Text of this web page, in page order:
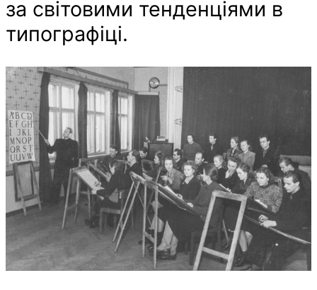
за світовими тенденціями в
типографіці.